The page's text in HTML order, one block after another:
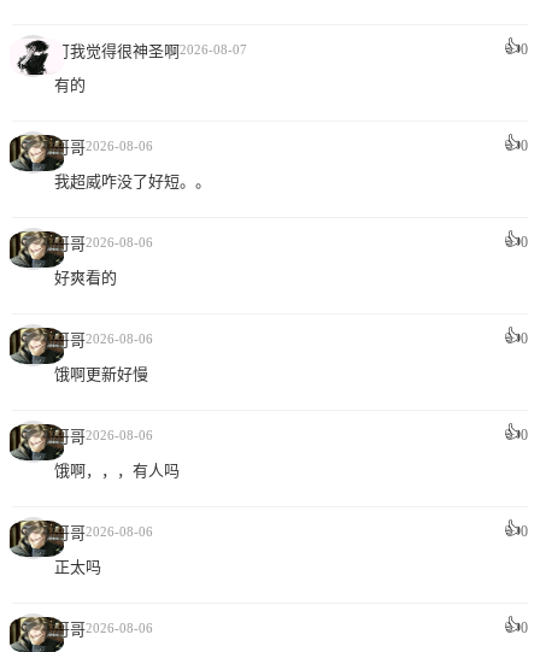
可我觉得很神圣啊2026-08-07 👍0
有的
哥哥2026-08-06 👍0
我超威咋没了好短。。
哥哥2026-08-06 👍0
好爽看的
哥哥2026-08-06 👍0
饿啊更新好慢
哥哥2026-08-06 👍0
饿啊，，，有人吗
哥哥2026-08-06 👍0
正太吗
哥哥2026-08-06 👍0